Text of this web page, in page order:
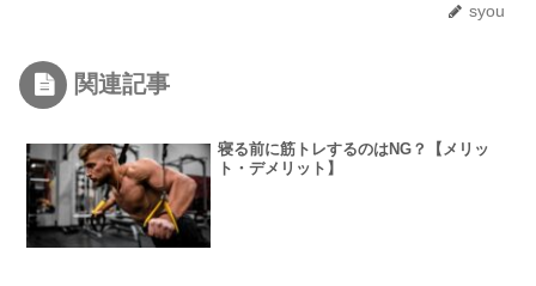
syou
関連記事
寝る前に筋トレするのはNG？【メリッ
ト・デメリット】